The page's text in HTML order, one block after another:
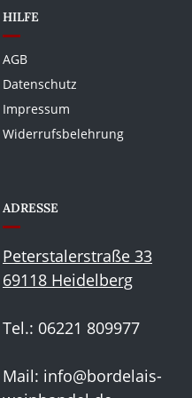
HILFE
AGB
Datenschutz
Impressum
Widerrufsbelehrung
ADRESSE
Peterstalerstraße 33
69118 Heidelberg
Tel.: 06221 809977
Mail: info@bordelais-